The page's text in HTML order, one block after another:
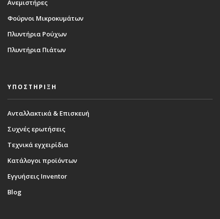
Ανεμιστήρες
Φούρνοι Μικροκυμάτων
Πλυντήρια Ρούχων
Πλυντήρια Πιάτων
ΥΠΟΣΤΗΡΙΞΗ
Ανταλλακτικά & Επισκευή
Συχνές ερωτήσεις
Τεχνικά εγχειρίδια
Κατάλογοι προϊόντων
Εγγυήσεις Inventor
Blog